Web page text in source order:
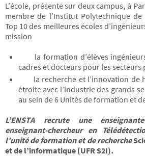
L’école, présente sur deux campus, à
membre de l’Institut Polytechnique de
Top 10 des meilleures écoles
mission
la formation d’élèves
cadres et docteurs pour les secteurs
la recherche et l’innovation de
étroite avec l’industrie des grands
au sein de 6 Unités de formation et
L’ENSTA recrute une
enseignant-chercheur en
l’unité de formation et de recherche
et de l’informatique (UFR S2I).